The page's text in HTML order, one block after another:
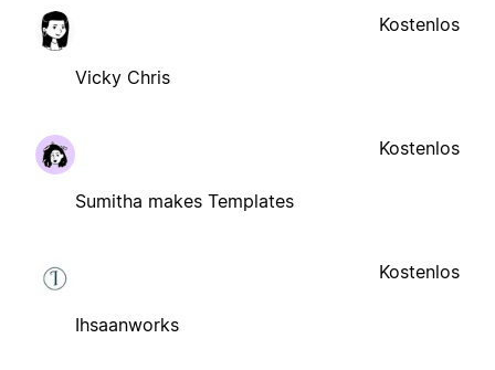
Vicky Chris
Kostenlos
Sumitha makes Templates
Kostenlos
Ihsaanworks
Kostenlos